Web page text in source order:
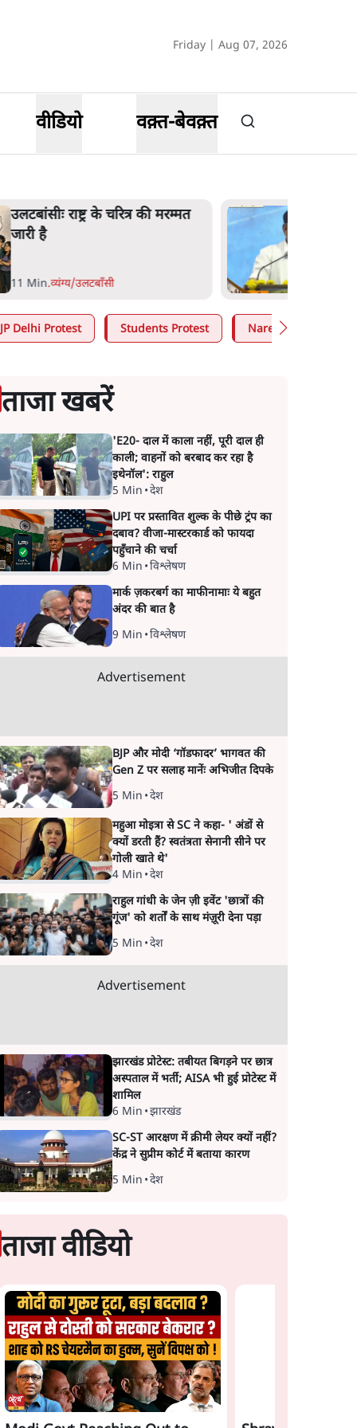
Friday | Aug 07, 2026
वीडियो वक़्त-बेवक़्त
भागवत बोले- 'जेन ज़ी पर आँख
मूंदकर भरोसा, आंदोलन देश-विरोधी
नेशनल'
6 Min.देश
Delhi Protest Students Protest Narendra Modi
ताजा खबरें
'E20- दाल में काला नहीं, पूरी दाल ही
काली; वाहनों को बरबाद कर रहा है
इथेनॉल': राहुल
5 Min •देश
UPI पर प्रस्तावित शुल्क के पीछे ट्रंप का
दबाव? वीजा-मास्टरकार्ड को फायदा
पहुँचाने की चर्चा
6 Min •विश्लेषण
मार्क ज़करबर्ग का माफीनामाः ये बहुत
अंदर की बात है
9 Min •विश्लेषण
Advertisement
BJP और मोदी ‘गॉडफादर’ भागवत की
Gen Z पर सलाह मानेंः अभिजीत दिपके
5 Min •देश
महुआ मोइत्रा से SC ने कहा- ' अंडों से
क्यों डरती हैं? स्वतंत्रता सेनानी सीने पर
गोली खाते थे'
4 Min •देश
राहुल गांधी के जेन ज़ी इवेंट 'छात्रों की
गूंज' को शर्तों के साथ मंज़ूरी देना पड़ा
5 Min •देश
Advertisement
झारखंड प्रोटेस्ट: तबीयत बिगड़ने पर छात्र
अस्पताल में भर्ती; AISA भी हुई प्रोटेस्ट में
शामिल
6 Min •झारखंड
SC-ST आरक्षण में क्रीमी लेयर क्यों नहीं?
केंद्र ने सुप्रीम कोर्ट में बताया कारण
5 Min •देश
ताजा वीडियो